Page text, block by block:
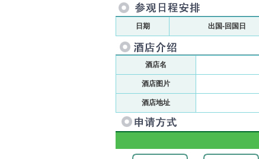
日期 出国-回国日
酒店名
酒店图片
酒店地址